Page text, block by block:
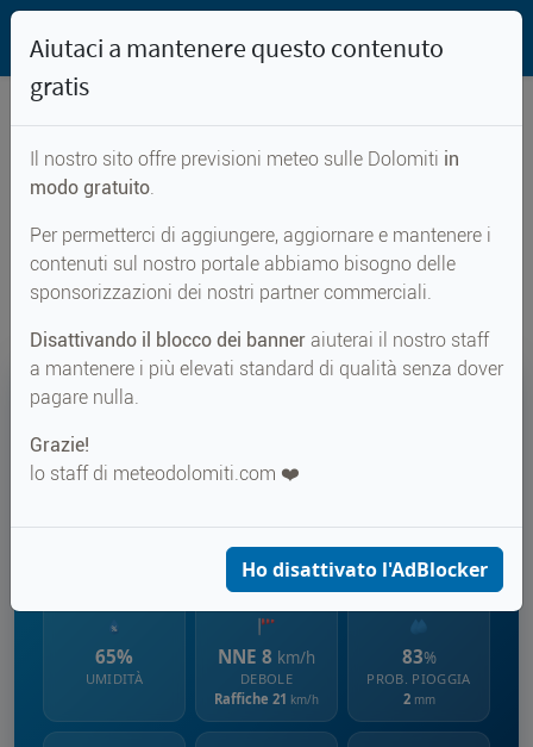
Previsioni meteo per...
Forcella Pomagagnon
↑ 20° ↓ 12°
Forcella Pomagagnon
65%
UMIDITÀ
NNE 8 km/h
DEBOLE
Raffiche 21 km/h
83%
PROB. PIOGGIA
2 mm
Aiutaci a mantenere questo contenuto
gratis
Il nostro sito offre previsioni meteo sulle Dolomiti in
modo gratuito.
Per permetterci di aggiungere, aggiornare e mantenere i
contenuti sul nostro portale abbiamo bisogno delle
sponsorizzazioni dei nostri partner commerciali.
Disattivando il blocco dei banner aiuterai il nostro staff
a mantenere i più elevati standard di qualità senza dover
pagare nulla.
Grazie!
lo staff di meteodolomiti.com ❤️
Ho disattivato l'AdBlocker